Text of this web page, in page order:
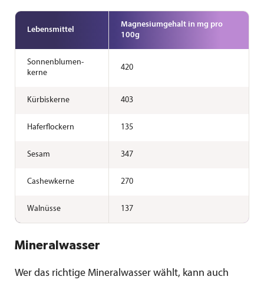
Lebensmittel
Magnesium­gehalt in mg pro
100g
Sonnenblumen­
kerne
420
Kürbiskerne 403
Haferflockern 135
Sesam 347
Cashewkerne 270
Walnüsse 137
Mineralwasser
Wer das richtige Mineralwasser wählt, kann auch